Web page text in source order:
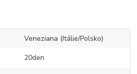
Veneziana (Itálie/Polsko)
20den